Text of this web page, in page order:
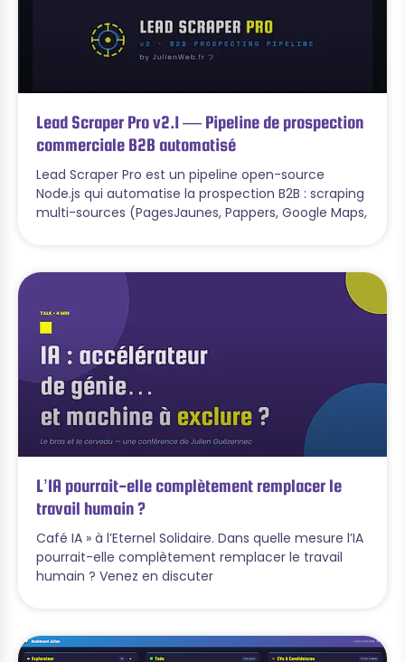
Lead Scraper Pro v2.1 — Pipeline de prospection
commerciale B2B automatisé
Lead Scraper Pro est un pipeline open-source
Node.js qui automatise la prospection B2B : scraping
multi-sources (PagesJaunes, Pappers, Google Maps,
L’IA pourrait-elle complètement remplacer le
travail humain ?
Café IA » à l’Eternel Solidaire. Dans quelle mesure l’IA
pourrait-elle complètement remplacer le travail
humain ? Venez en discuter